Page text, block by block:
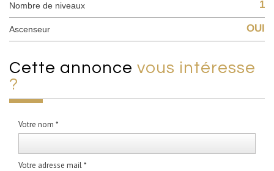
Nombre de niveaux 1
Ascenseur OUI
cette annonce vous intéresse
?
Votre nom *
Votre adresse mail *